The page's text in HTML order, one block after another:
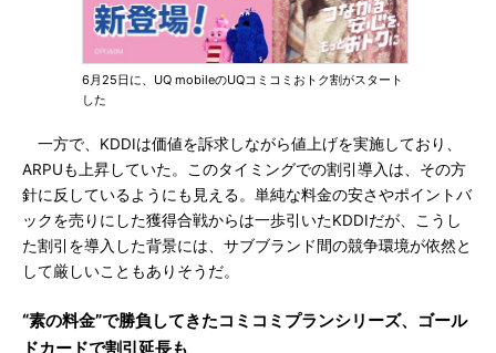
6月25日に、UQ mobileのUQコミコミおトク割がスタート
した
一方で、KDDIは価値を訴求しながら値上げを実施しており、
ARPUも上昇していた。このタイミングでの割引導入は、その方
針に反しているようにも見える。単純な料金の安さやポイントバ
ックを売りにした獲得合戦からは一歩引いたKDDIだが、こうし
た割引を導入した背景には、サブブランド間の競争環境が依然と
して厳しいこともありそうだ。
“素の料金”で勝負してきたコミコミプランシリーズ、ゴール
ドカードで割引延長も